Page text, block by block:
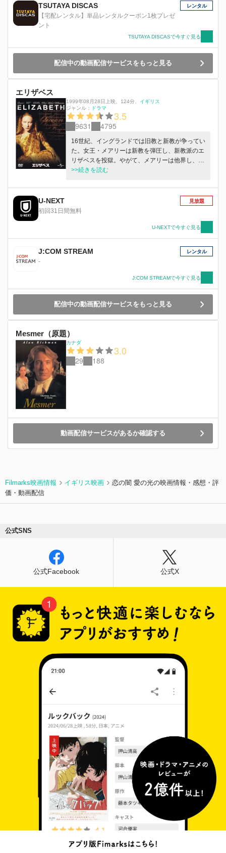
TSUTAYA DISCAS
【宅配レンタル】単品レンタルクーポン1枚プレゼ
ント
レンタル
TSUTAYA DISCASで今すぐ見る
配信中の動画配信サービスをもっと見る
エリザベス
1999年08月28日上映 124分
イギリス
ジャンル：
ドラマ
3.5
9631 4795
16世紀、イングランドでは旧教と新教が争ってい
た。女王・メアリーは新教を弾圧し、新教派のエ
リザベスを投獄。やがて、メアリーは他界し、エ
リザベスが女王に。彼女は、国を新教に統一する
客を差し向ける。
>>続きを読む
U-NEXT
初回31日間無料
見放題
U-NEXTで今すぐ見る
J:COM STREAM
-
レンタル
J:COM STREAMで今すぐ見る
配信中の動画配信サービスをもっと見る
Mesmer（原題）
カナダ
3.0
29 188
動画配信サービスがあるか確認する
Filmarks映画情報 イギリス映画
恋の闇 愛の光の映画情報・感想・評
価・動画配信
公式SNS
公式Facebook 公式X